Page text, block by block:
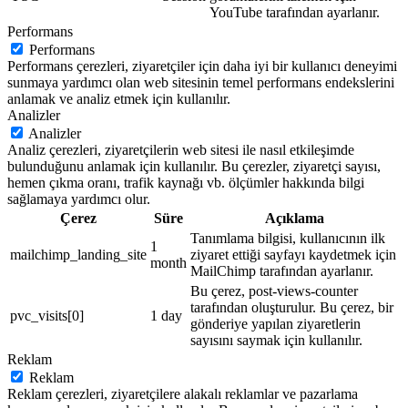
YouTube tarafından ayarlanır.
Performans
Performans
Performans çerezleri, ziyaretçiler için daha iyi bir kullanıcı deneyimi
sunmaya yardımcı olan web sitesinin temel performans endekslerini
anlamak ve analiz etmek için kullanılır.
Analizler
Analizler
Analiz çerezleri, ziyaretçilerin web sitesi ile nasıl etkileşimde
bulunduğunu anlamak için kullanılır. Bu çerezler, ziyaretçi sayısı,
hemen çıkma oranı, trafik kaynağı vb. ölçümler hakkında bilgi
sağlamaya yardımcı olur.
Çerez
Süre Açıklama
mailchimp_landing_site
1
month
Tanımlama bilgisi, kullanıcının ilk
ziyaret ettiği sayfayı kaydetmek için
MailChimp tarafından ayarlanır.
pvc_visits[0] 1 day
Bu çerez, post-views-counter
tarafından oluşturulur. Bu çerez, bir
gönderiye yapılan ziyaretlerin
sayısını saymak için kullanılır.
Reklam
Reklam
Reklam çerezleri, ziyaretçilere alakalı reklamlar ve pazarlama